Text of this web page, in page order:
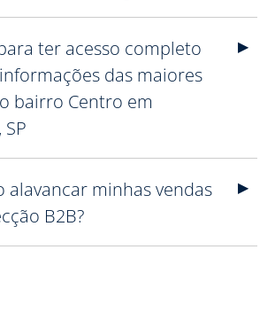
ter acesso completo
das maiores
bairro Centro em
alavancar minhas vendas
B2B?